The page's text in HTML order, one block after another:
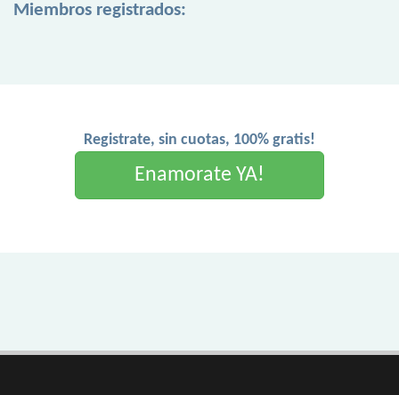
Miembros registrados:
Registrate, sin cuotas, 100% gratis!
Enamorate YA!